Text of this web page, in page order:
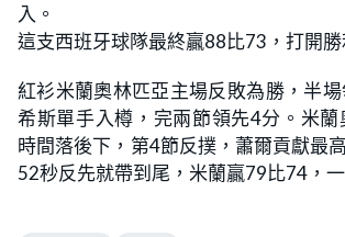
入。
這支西班牙球隊最終贏88比73，打開勝
紅衫米蘭奧林匹亞主場反敗為勝，半場
希斯單手入樽，完兩節領先4分。米蘭
時間落後下，第4節反撲，蕭爾貢獻最
52秒反先就帶到尾，米蘭贏79比74，一